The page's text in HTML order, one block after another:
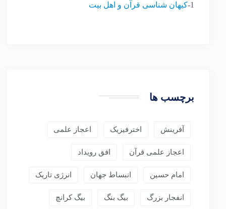
1- کیهان شناسی قرآن و اهل بیت
برچسب ها
آفرینش اخترفیزیک اعجاز علمی
اعجاز علمی قرآن افق رویداد
امام حسین انبساط جهان انرژی تاریک
انفجار بزرگ بیگ بنگ بیگ کرانچ